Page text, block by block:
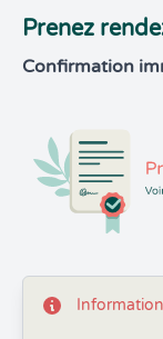
Prenez
Confirmation